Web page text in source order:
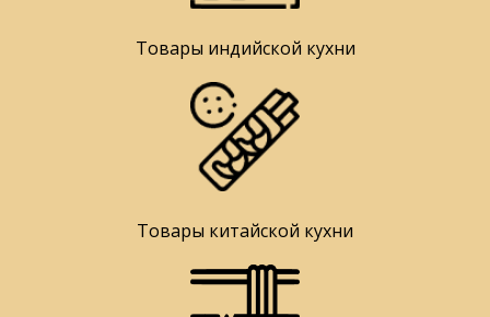
Товары индийской кухни
Товары китайской кухни